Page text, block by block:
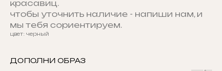
красавиц.
чтобы уточнить наличие - напиши нам, и
мы тебя сориентируем.
цвет: черный
ДОПОЛНИ ОБРАЗ